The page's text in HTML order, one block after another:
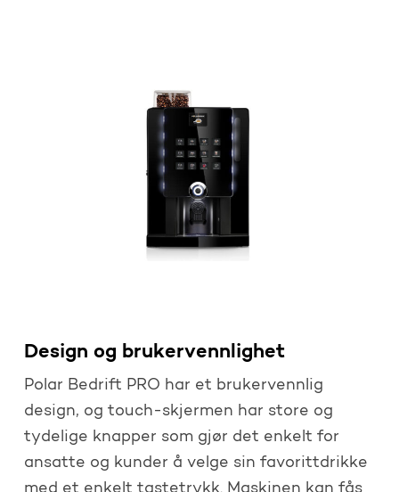
Design og brukervennlighet
Polar Bedrift PRO har et brukervennlig
design, og touch-skjermen har store og
tydelige knapper som gjør det enkelt for
ansatte og kunder å velge sin favorittdrikke